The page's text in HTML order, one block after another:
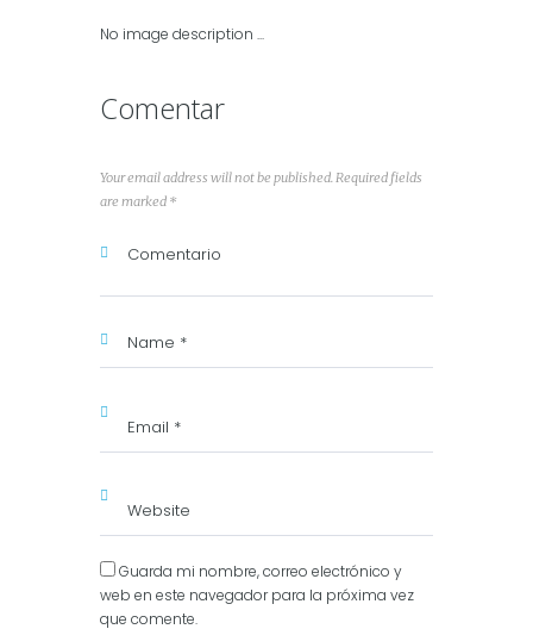
No image description ...
Comentar
Your email address will not be published. Required fields
are marked *
Guarda mi nombre, correo electrónico y
web en este navegador para la próxima vez
que comente.